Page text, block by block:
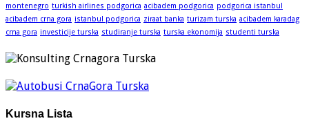
montenegro turkish airlines podgorica acibadem podgorica podgorica istanbul
acibadem crna gora istanbul podgorica ziraat banka turizam turska acibadem karadag
crna gora investicije turska studiranje turska turska ekonomija studenti turska
Kursna Lista